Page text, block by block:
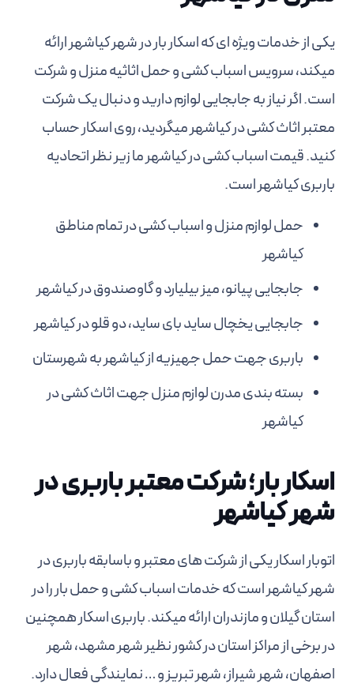
یکی از خدمات ویژه ای که اسکار بار در شهر کیاشهر ارائه
میکند، سرویس اسباب کشی و حمل اثاثیه منزل و شرکت
است. اگر نیاز به جابجایی لوازم دارید و دنبال یک شرکت
معتبر اثاث کشی در کیاشهر میگردید، روی اسکار حساب
کنید. قیمت اسباب کشی در کیاشهر ما زیر نظر اتحادیه
باربری کیاشهر است.
حمل لوازم منزل و اسباب کشی در تمام مناطق
کیاشهر
جابجایی پیانو، میز بیلیارد و گاوصندوق در کیاشهر
جابجایی یخچال ساید بای ساید، دو قلو در کیاشهر
باربری جهت حمل جهیزیه از کیاشهر به شهرستان
بسته بندی مدرن لوازم منزل جهت اثاث کشی در
کیاشهر
اسکار بار؛ شرکت معتبر باربری در
شهر کیاشهر
اتوبار اسکار یکی از شرکت های معتبر و باسابقه باربری در
شهر کیاشهر است که خدمات اسباب کشی و حمل بار را در
استان گیلان و مازندران ارائه میکند. باربری اسکار همچنین
در برخی از مراکز استان در کشور نظیر شهر مشهد، شهر
اصفهان، شهر شیراز، شهر تبریز و … نمایندگی فعال دارد.